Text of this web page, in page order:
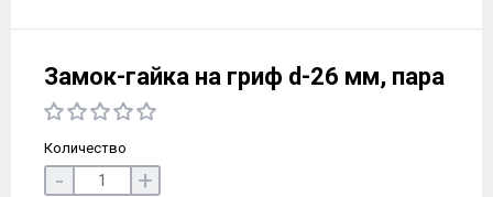
Замок-гайка на гриф d-26 мм, пара
Количество
- +